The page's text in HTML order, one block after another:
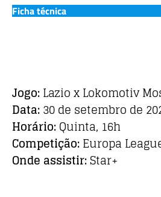
Ficha técnica
Jogo:Lazio x Lokomotiv
Data:30 de setembro de
Horário:Quinta, 16h
Competição:Europa
Onde assistir:Star+